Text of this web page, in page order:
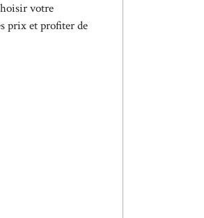
votre
prix et profiter de